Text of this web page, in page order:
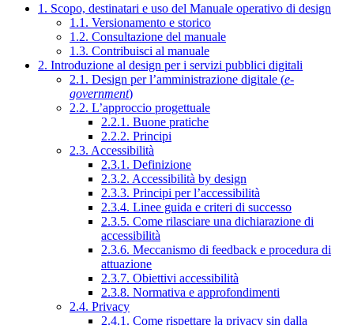
1. Scopo, destinatari e uso del Manuale operativo di design
1.1. Versionamento e storico
1.2. Consultazione del manuale
1.3. Contribuisci al manuale
2. Introduzione al design per i servizi pubblici digitali
2.1. Design per l’amministrazione digitale (e-
government)
2.2. L’approccio progettuale
2.2.1. Buone pratiche
2.2.2. Principi
2.3. Accessibilità
2.3.1. Definizione
2.3.2. Accessibilità by design
2.3.3. Principi per l’accessibilità
2.3.4. Linee guida e criteri di successo
2.3.5. Come rilasciare una dichiarazione di
accessibilità
2.3.6. Meccanismo di feedback e procedura di
attuazione
2.3.7. Obiettivi accessibilità
2.3.8. Normativa e approfondimenti
2.4. Privacy
2.4.1. Come rispettare la privacy sin dalla